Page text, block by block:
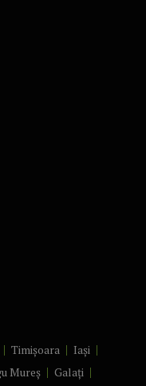
Timișoara
Iași
Mureș
Galați